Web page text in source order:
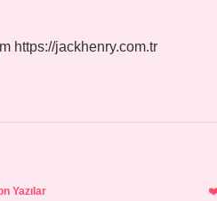
https://jackhenry.com.tr
Yazılar